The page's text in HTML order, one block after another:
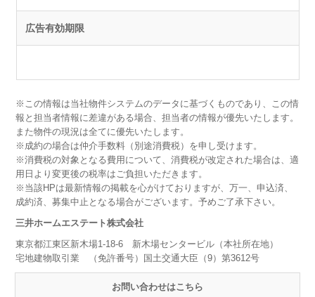
広告有効期限
※この情報は当社物件システムのデータに基づくものであり、この情
報と担当者情報に差違がある場合、担当者の情報が優先いたします。
また物件の現況は全てに優先いたします。
※成約の場合は仲介手数料（別途消費税）を申し受けます。
※消費税の対象となる費用について、消費税が改定された場合は、適
用日より変更後の税率はご負担いただきます。
※当該HPは最新情報の掲載を心がけておりますが、万一、申込済、
成約済、募集中止となる場合がございます。予めご了承下さい。
三井ホームエステート株式会社
東京都江東区新木場1-18-6 新木場センタービル（本社所在地）
宅地建物取引業 （免許番号）国土交通大臣（9）第3612号
お問い合わせはこちら